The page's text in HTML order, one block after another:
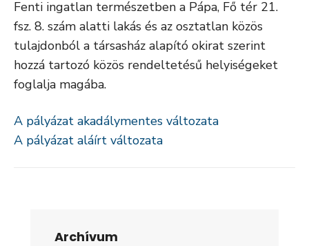
Fenti ingatlan természetben a Pápa, Fő tér 21.
fsz. 8. szám alatti lakás és az osztatlan közös
tulajdonból a társasház alapító okirat szerint
hozzá tartozó közös rendeltetésű helyiségeket
foglalja magába.
A pályázat akadálymentes változata
A pályázat aláírt változata
Archívum